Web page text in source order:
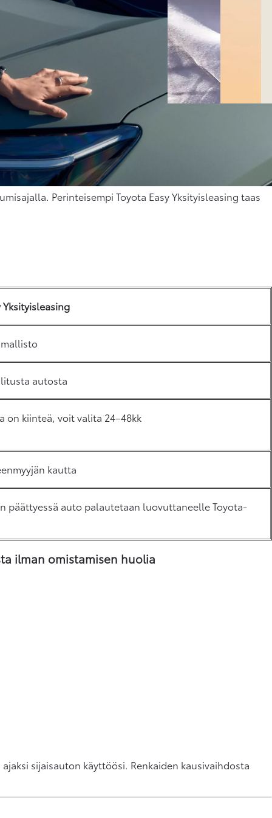
Varaa vaihtoauto
ehdit nähdä ja koeajaa
Tarjoukset
ja
Perinteisempi Toyota Easy Yksityisleasing taas
Yksityisleasing
autosta
on kiinteä, voit valita 24–48kk
kautta
päättyessä auto palautetaan luovuttaneelle Toyota-
ilman omistamisen huolia
sijaisauton käyttöösi. Renkaiden kausivaihdosta